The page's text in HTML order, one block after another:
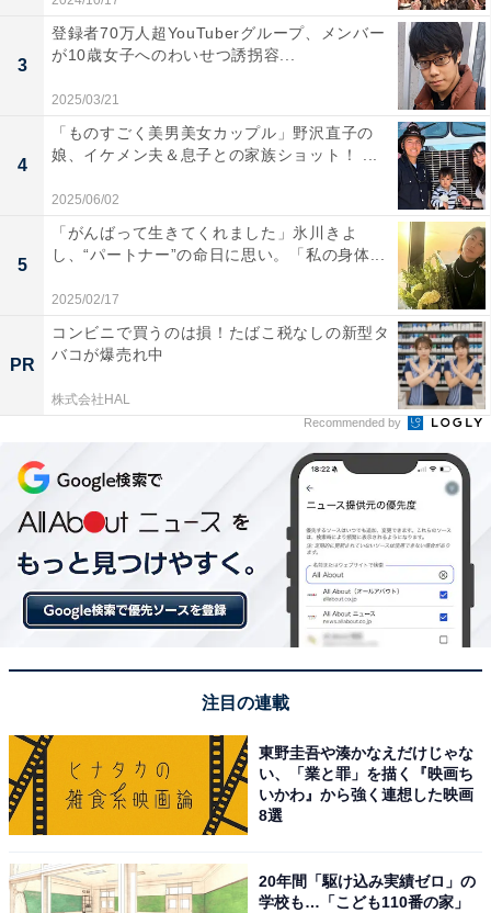
3
登録者70万人超YouTuberグループ、メンバー
が10歳女子へのわいせつ誘拐容...
2025/03/21
4
「ものすごく美男美女カップル」野沢直子の
娘、イケメン夫＆息子との家族ショット！ ...
2025/06/02
5
「がんばって生きてくれました」氷川きよ
し、“パートナー”の命日に思い。「私の身体...
2025/02/17
PR
コンビニで買うのは損！たばこ税なしの新型タ
バコが爆売れ中
株式会社HAL
Recommended by
注目の連載
東野圭吾や湊かなえだけじゃな
い、「業と罪」を描く『映画ち
いかわ』から強く連想した映画
8選
20年間「駆け込み実績ゼロ」の
学校も…「こども110番の家」